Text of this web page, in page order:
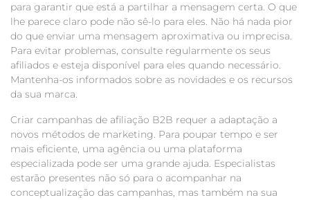
para garantir que está a partilhar a mensagem certa. O que
lhe parece claro pode não sê-lo para eles. Não há nada pior
do que enviar uma mensagem aproximativa ou imprecisa.
Para evitar problemas, consulte regularmente os seus
afiliados e esteja disponível para eles quando necessário.
Mantenha-os informados sobre as novidades e os recursos
da sua marca.
Criar campanhas de afiliação B2B requer a adaptação a
novos métodos de marketing. Para poupar tempo e ser
mais eficiente, uma agência ou uma plataforma
especializada pode ser uma grande ajuda. Especialistas
estarão presentes não só para o acompanhar na
conceptualização das campanhas, mas também na sua